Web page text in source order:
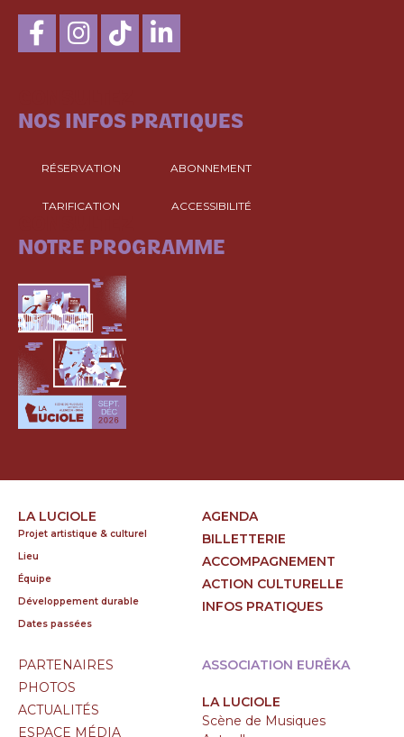
NOS INFOS PRATIQUES
RÉSERVATION ABONNEMENT
TARIFICATION ACCESSIBILITÉ
NOTRE PROGRAMME
LA LUCIOLE
Projet artistique & culturel
Lieu
Équipe
Développement durable
Dates passées
AGENDA
BILLETTERIE
ACCOMPAGNEMENT
ACTION CULTURELLE
INFOS PRATIQUES
PARTENAIRES
PHOTOS
ACTUALITÉS
ESPACE MÉDIA
ASSOCIATION EURÊKA
LA LUCIOLE
Scène de Musiques